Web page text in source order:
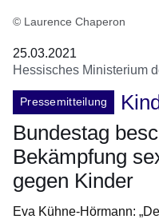
© Laurence Chaperon
25.03.2021
Hessisches Ministerium
Pressemitteilung
Bundestag
Bekämpfung
gegen Kinder
Eva Kühne-Hörmann: